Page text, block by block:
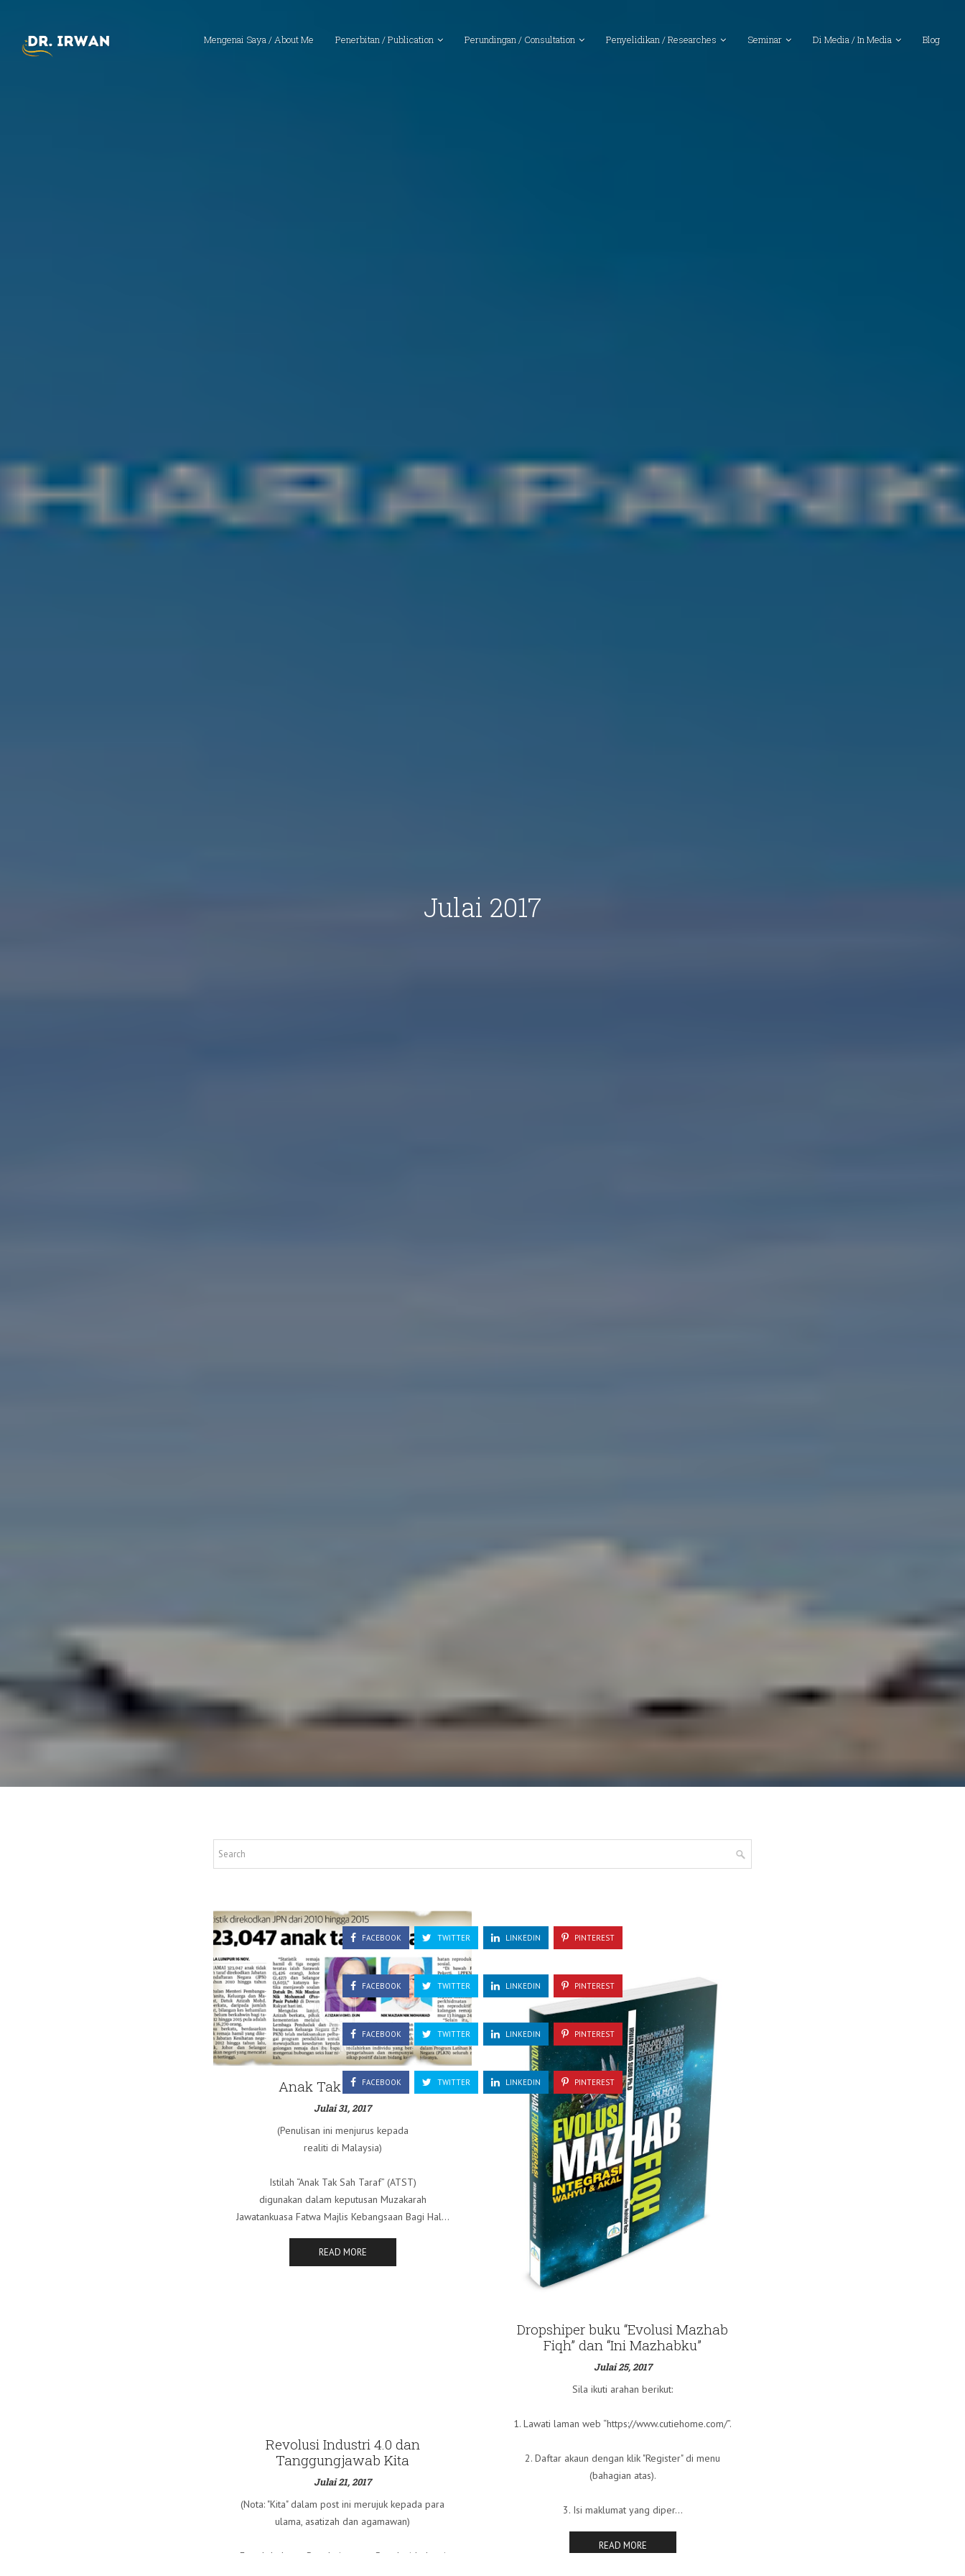
Mengenai Saya / About Me Penerbitan / Publication Perundingan / Consultation Penyelidikan / Researches Seminar Di Media / In Media Blog
Julai 2017
Anak Tak Sah Taraf
Julai 31, 2017
(Penulisan ini menjurus kepada
realiti di Malaysia)
Istilah “Anak Tak Sah Taraf” (ATST)
digunakan dalam keputusan Muzakarah
Jawatankuasa Fatwa Majlis Kebangsaan Bagi Hal...
READ MORE
FACEBOOK TWITTER LINKEDIN PINTEREST
Dropshiper buku “Evolusi Mazhab
Fiqh” dan “Ini Mazhabku”
Julai 25, 2017
Sila ikuti arahan berikut:
1. Lawati laman web “https://www.cutiehome.com/”.
2. Daftar akaun dengan klik "Register" di menu
(bahagian atas).
3. Isi maklumat yang diper...
READ MORE
FACEBOOK TWITTER LINKEDIN PINTEREST
Revolusi Industri 4.0 dan
Tanggungjawab Kita
Julai 21, 2017
(Nota: "Kita" dalam post ini merujuk kepada para
ulama, asatizah dan agamawan)
Fourth Industry Revolution atau Revolusi Industri
FACEBOOK TWITTER LINKEDIN PINTEREST
FACEBOOK TWITTER LINKEDIN PINTEREST